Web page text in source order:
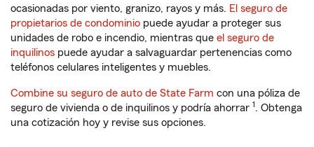
ocasionadas por viento, granizo, rayos y más. El seguro de
propietarios de condominio puede ayudar a proteger sus
unidades de robo e incendio, mientras que el seguro de
inquilinos puede ayudar a salvaguardar pertenencias como
teléfonos celulares inteligentes y muebles.
Combine su seguro de auto de State Farm con una póliza de
seguro de vivienda o de inquilinos y podría ahorrar 1. Obtenga
una cotización hoy y revise sus opciones.